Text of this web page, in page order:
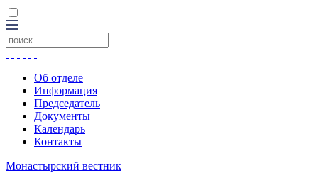
Об отделе
Информация
Председатель
Документы
Календарь
Контакты
Монастырский вестник